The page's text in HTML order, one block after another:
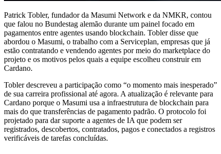
Patrick Tobler, fundador da Masumi Network e da NMKR, contou
que falou no Bundestag alemão durante um painel focado em
pagamentos entre agentes usando blockchain. Tobler disse que
abordou o Masumi, o trabalho com a Serviceplan, empresas que já
estão contratando e vendendo agentes por meio do marketplace do
projeto e os motivos pelos quais a equipe escolheu construir em
Cardano.
Tobler descreveu a participação como “o momento mais inesperado”
de sua carreira profissional até agora. A atualização é relevante para
Cardano porque o Masumi usa a infraestrutura de blockchain para
mais do que transferências de pagamento padrão. O protocolo foi
projetado para dar suporte a agentes de IA que podem ser
registrados, descobertos, contratados, pagos e conectados a registros
verificáveis de tarefas concluídas.